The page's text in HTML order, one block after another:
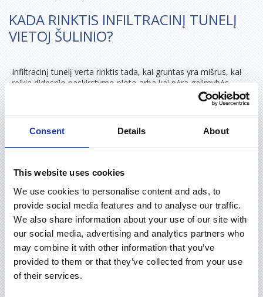
Consent Details About
This website uses cookies
We use cookies to personalise content and ads, to
provide social media features and to analyse our traffic.
We also share information about your use of our site with
our social media, advertising and analytics partners who
may combine it with other information that you’ve
provided to them or that they’ve collected from your use
of their services.
KADA RINKTIS INFILTRACINĮ TUNELĮ
VIETOJ ŠULINIO?
Infiltracinį tunelį verta rinktis tada, kai gruntas yra mišrus, kai
reikia didesnio paskirstymo ploto arba kai nėra galimybės
saugiai įrengti gilaus šulinio. Jis taip pat gali būti tinkamas
sprendimas, jei sklype pakanka vietos horizontaliai sistemai.
Paprastai tuneliui reikia didesnio kasimo ploto, bet mažesnio
Kiek kainuoja infiltracinio tunelio sistema?
Vieno infiltracinio tunelio kaina dažnai siekia apie 30–50 Eur,
tačiau visa sistema kainuoja gerokai daugiau, nes reikia kelių
tunelių, žvyro, geotekstilės, vamzdžių ir montavimo darbų.
Standartiniam individualiam namui dažnai reikia kelių tunelių,
todėl bendra sistemos kaina gali siekti maždaug 400–1 000
Eur.